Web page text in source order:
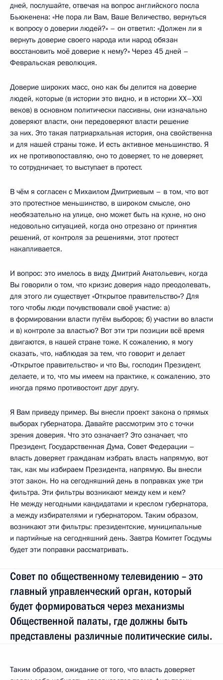
дней, послушайте, отвечая на вопрос английского посла
Бьюкенена: «Не пора ли Вам, Ваше Величество, вернуться
к вопросу о доверии людей?» – он ответил: «Должен ли я
вернуть доверие своего народа или народ обязан
восстановить моё доверие к нему?» Через 45 дней –
Февральская революция.
Доверие широких масс, оно как бы делится на доверие
людей, которые (в истории это видно, и в истории ХХ–XXI
веков) в основном политически пассивны, они изначально
доверяют власти, они передоверяют власти решение
за них. Это такая патриархальная история, она свойственна
и для нашей страны тоже. И есть активное меньшинство. Я
их не противопоставляю, оно то доверяет, то не доверяет,
то сотрудничает, то выступает в протест.
В чём я согласен с Михаилом Дмитриевым – в том, что вот
это протестное меньшинство, в широком смысле, оно
необязательно на улице, оно может быть на кухне, но оно
недовольно ситуацией, когда оно отрезано от принятия
решений, от контроля за решениями, этот протест
накапливается.
И вопрос: это имелось в виду, Дмитрий Анатольевич, когда
Вы говорили о том, что кризис доверия надо преодолевать,
для этого ли существует «Открытое правительство»? Для
того чтобы люди почувствовали своё участие: а)
в формировании власти путём выборов; б) участии во власти
и в) контроле за властью? Вот эти три позиции всё время
двигаются, в нашей стране тоже. К сожалению, я могу
сказать, что, наблюдая за тем, что говорит и делает
«Открытое правительство» и что Вы, господин Президент,
делаете, и то, что мы имеем на практике, к сожалению, это
иногда прямо противостоит друг другу.
Я Вам приведу пример. Вы внесли проект закона о прямых
выборах губернатора. Давайте рассмотрим это с точки
зрения доверия. Что это означает? Это означает, что
Президент, Государственная Дума, Совет Федерации –
власть доверяет гражданам избрать власть напрямую, вот
так, как мы избираем Президента, напрямую. Вы внесли
этот закон. Но на сегодняшний день в поправках уже три
фильтра. Эти фильтры возникают между кем и кем?
Не между негодными кандидатами и креслом губернатора,
а между избирателями и губернатором. Таким образом,
возникают эти фильтры: президентские, муниципальные
и партийные на сегодняшний день. Завтра Комитет Госдумы
будет эти поправки рассматривать.
Совет по общественному телевидению – это
главный управленческий орган, который
будет формироваться через механизмы
Общественной палаты, где должны быть
представлены различные политические силы.
Таким образом, ожидание от того, что власть доверяет